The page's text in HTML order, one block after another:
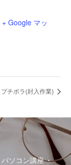
+ Google マッ
プチボラ(封入作業)
パソコン講座